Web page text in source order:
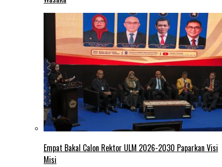
Empat Bakal Calon Rektor ULM 2026-2030 Paparkan Visi
Misi